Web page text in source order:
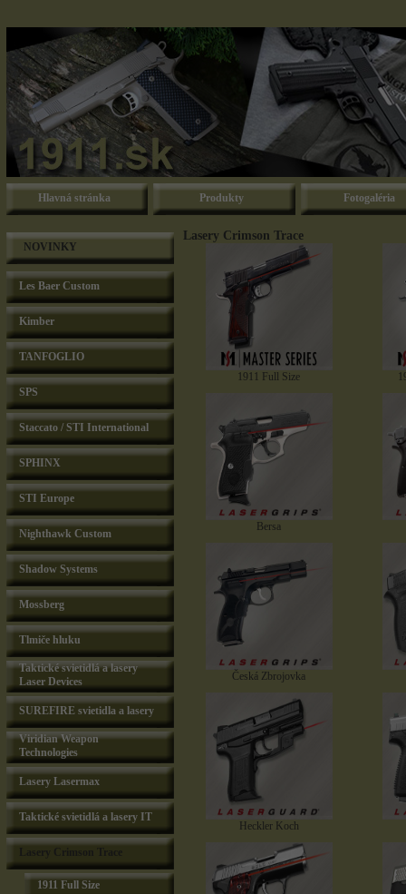
Hlavná stránka Produkty Fotogaléria
NOVINKY
Les Baer Custom
Kimber
TANFOGLIO
SPS
Staccato / STI International
SPHINX
STI Europe
Nighthawk Custom
Shadow Systems
Mossberg
Tlmiče hluku
Taktické svietidlá a lasery
Laser Devices
SUREFIRE svietidla a lasery
Viridian Weapon
Technologies
Lasery Lasermax
Taktické svietidlá a lasery IT
1911 Full Size
Lasery Crimson Trace
1911 Full Size
Bersa
Česká Zbrojovka
Heckler Koch